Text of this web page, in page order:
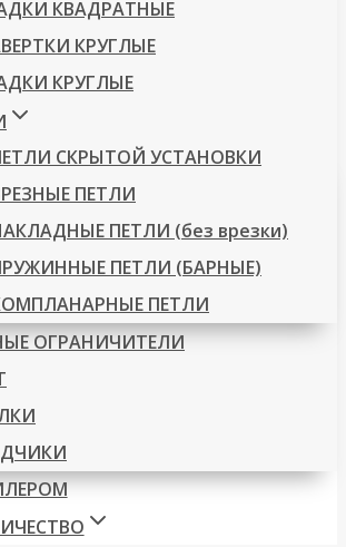
КВАДРАТНЫЕ
КРУГЛЫЕ
КРУГЛЫЕ
СКРЫТОЙ УСТАНОВКИ
ПЕТЛИ
ПЕТЛИ (без врезки)
ПЕТЛИ (БАРНЫЕ)
ПЕТЛИ
ОГРАНИЧИТЕЛИ